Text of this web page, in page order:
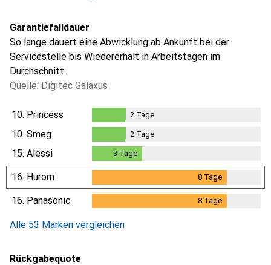
Garantiefalldauer
So lange dauert eine Abwicklung ab Ankunft bei der
Servicestelle bis Wiedererhalt in Arbeitstagen im
Durchschnitt.
Quelle: Digitec Galaxus
10. Princess
2Tage
2 Tage
10. Smeg
2Tage
2 Tage
15. Alessi 3 Tage
16. Hurom 8 Tage
8Tage
16. Panasonic 8 Tage
Alle 53 Marken vergleichen
Rückgabequote